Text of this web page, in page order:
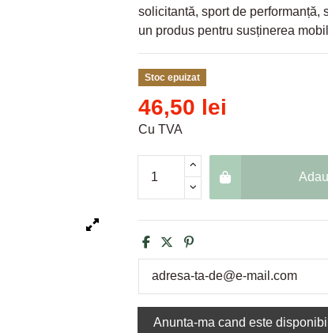
solicitantă, sport de performanță,
un produs pentru susținerea
Stoc epuizat
46,50 lei
Cu TVA